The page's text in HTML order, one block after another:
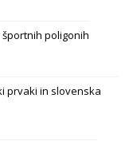
poligonih
prvaki in slovenska